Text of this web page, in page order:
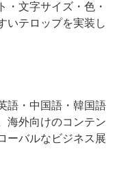
・文字サイズ・色・
いテロップを実装し
語・中国語・韓国語
海外向けのコンテン
ーバルなビジネス展